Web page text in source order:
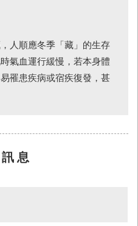
多體重增加，但在慢性病
面就針對幾項常見慢性病
血壓超過140/90mmHg，
壓並紀錄外，在飲食上應
日攝取大家都知道糖尿病
人順應冬季「藏」的生存
氣血運行緩慢，若本身體
罹患疾病或宿疾復發，甚
「虛則補之，寒則溫之」
物對穴位產生刺激作用，
病復發是相當有效的方
此法。何謂三九貼？「三
息